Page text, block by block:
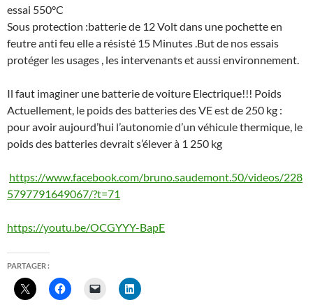
essai 550°C
Sous protection :batterie de 12 Volt dans une pochette en
feutre anti feu elle a résisté 15 Minutes .But de nos essais
protéger les usages , les intervenants et aussi environnement.
Il faut imaginer une batterie de voiture Electrique!!! Poids
Actuellement, le poids des batteries des VE est de 250 kg :
pour avoir aujourd’hui l’autonomie d’un véhicule thermique, le
poids des batteries devrait s’élever à 1 250 kg
https://www.facebook.com/bruno.saudemont.50/videos/228
5797791649067/?t=71
https://youtu.be/OCGYYY-BapE
PARTAGER :